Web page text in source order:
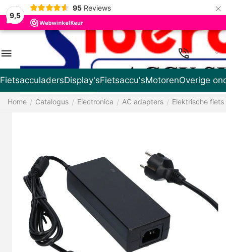
9,5
95 Reviews ×
NL
FietsacculadersDisplay'sFietsaccu'sMotorenOverige
Home / Catalogus / Electronica / AC adapters / Elektrische fiets